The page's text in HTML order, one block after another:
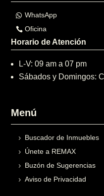
WhatsApp
Oficina
Horario de Atención
L-V: 09 am a 07 pm
Sábados y Domingos:
Menú
Buscador de Inmuebles
Únete a REMAX
Buzón de Sugerencias
Aviso de Privacidad